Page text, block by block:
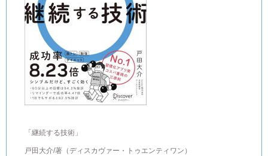
「継続する技術」
戸田大介/著（ディスカヴァー・トゥエンティワン）